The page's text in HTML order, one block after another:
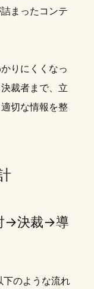
まったコンテ
りにくくなっ
裁者まで、立
切な情報を整
→決裁→導
のような流れ